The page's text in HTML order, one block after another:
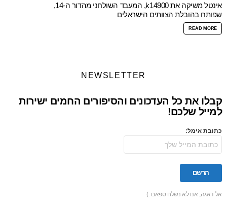
אינטל משיקה את k14900, המעבד השולחני מהדור ה-14,
שפותח בהובלת הצוותים הישראלים
READ MORE
NEWSLETTER
קבלו את כל העדכונים והסיפורים החמים ישירות
למייל שלכם!
כתובת אימל:
אל דאגה, אנו לא נשלח ספאם :)